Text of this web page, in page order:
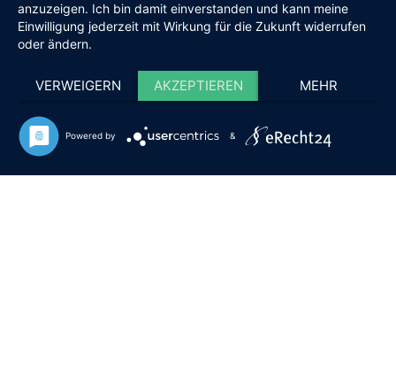
anzuzeigen. Ich bin damit einverstanden und kann meine
Einwilligung jederzeit mit Wirkung für die Zukunft widerrufen
oder ändern.
VERWEIGERN AKZEPTIEREN MEHR
Powered by &